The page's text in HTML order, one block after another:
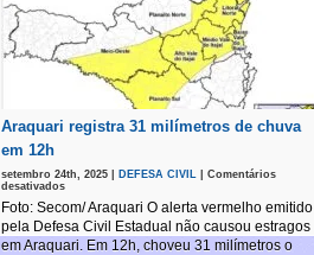
Araquari registra 31 milímetros de chuva
em 12h
setembro 24th, 2025 | DEFESA CIVIL
Comentários
desativadosem
registra
31
milímetros
de
Foto: Secom/ Araquari O alerta vermelho emitido
pela Defesa Civil Estadual não causou estragos
em Araquari. Em 12h, choveu 31 milímetros o